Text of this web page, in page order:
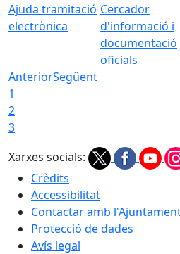
Ajuda tramitació
electrònica
Cercador
d'informació i
documentació
oficials
AnteriorSegüent
1
2
3
Xarxes socials:
Crèdits
Accessibilitat
Contactar amb
Protecció de dades
Avís legal